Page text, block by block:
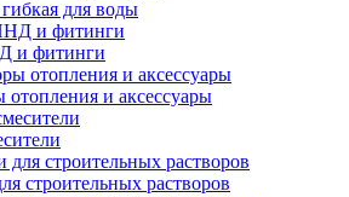
для воды
и фитинги
отопления и аксессуары
строительных растворов